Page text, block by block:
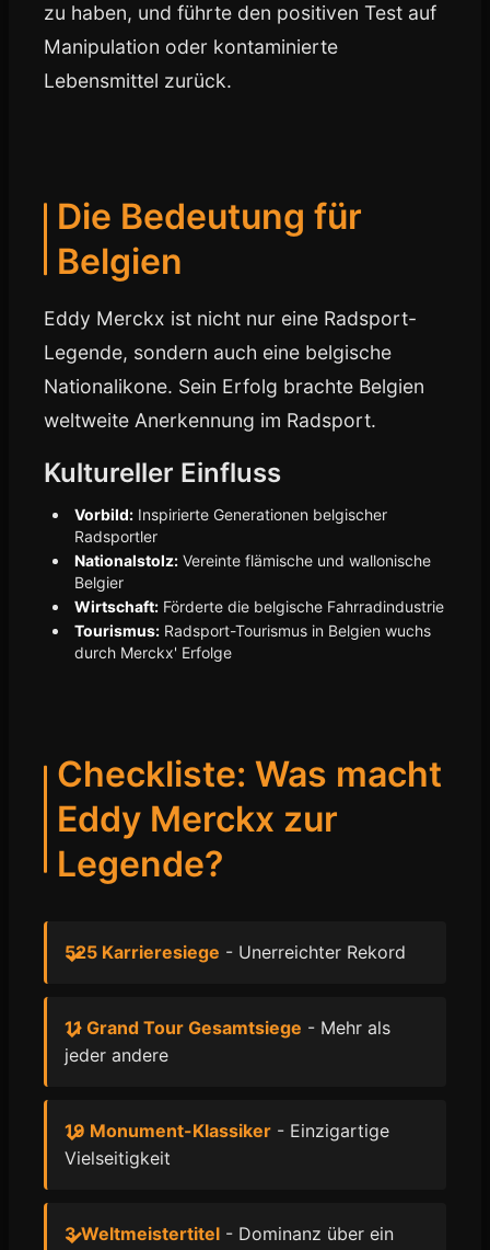
zu haben, und führte den positiven Test auf
Manipulation oder kontaminierte
Lebensmittel zurück.
Die Bedeutung für
Belgien
Eddy Merckx ist nicht nur eine Radsport-
Legende, sondern auch eine belgische
Nationalikone. Sein Erfolg brachte Belgien
weltweite Anerkennung im Radsport.
Kultureller Einfluss
Vorbild: Inspirierte Generationen belgischer
Radsportler
Nationalstolz: Vereinte flämische und wallonische
Belgier
Wirtschaft: Förderte die belgische Fahrradindustrie
Tourismus: Radsport-Tourismus in Belgien wuchs
durch Merckx' Erfolge
Checkliste: Was macht
Eddy Merckx zur
Legende?
525 Karrieresiege - Unerreichter Rekord
11 Grand Tour Gesamtsiege - Mehr als
jeder andere
19 Monument-Klassiker - Einzigartige
Vielseitigkeit
3 Weltmeistertitel - Dominanz über ein